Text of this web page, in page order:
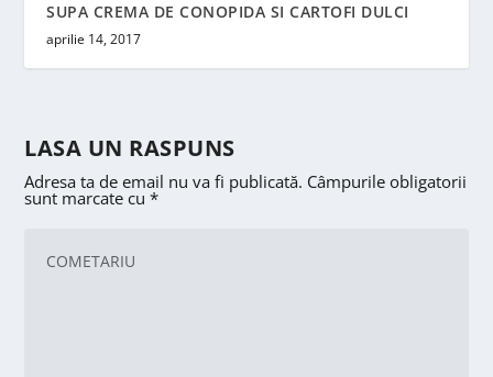
SUPA CREMA DE CONOPIDA SI CARTOFI DULCI
aprilie 14, 2017
LASA UN RASPUNS
Adresa ta de email nu va fi publicată. Câmpurile obligatorii
sunt marcate cu*